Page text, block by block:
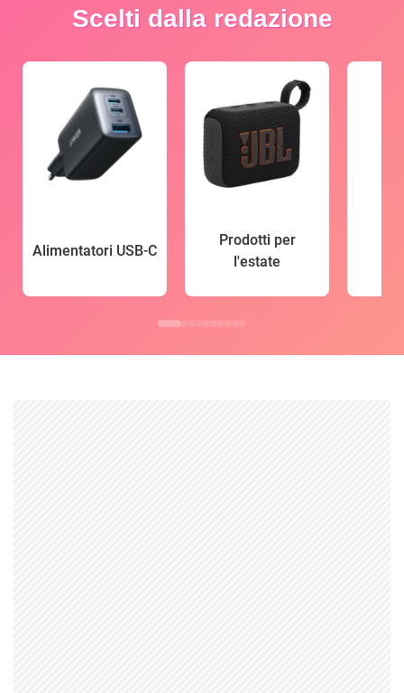
Scelti dalla redazione
Alimentatori USB-C
Prodotti per
l'estate